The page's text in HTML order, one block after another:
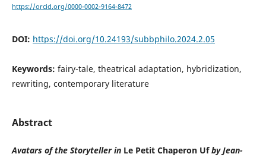
https://orcid.org/0000-0002-9164-8472
DOI: https://doi.org/10.24193/subbphilo.2024.2.05
Keywords: fairy-tale, theatrical adaptation, hybridization,
rewriting, contemporary literature
Abstract
Avatars of the Storyteller in Le Petit Chaperon Ufby Jean-